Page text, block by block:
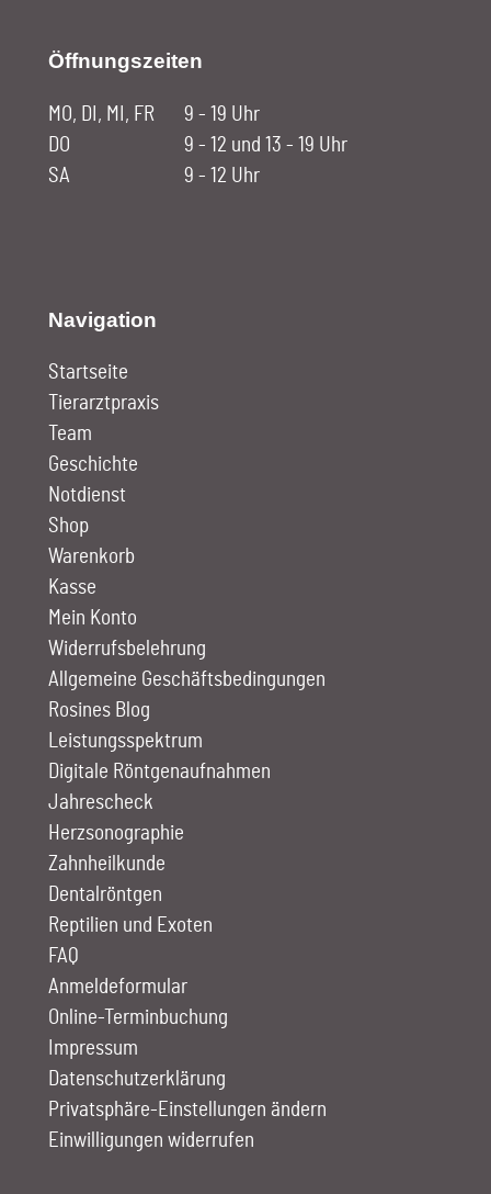
Öffnungszeiten
MO, DI, MI, FR
9 - 19 Uhr
DO
9 - 12 und 13 - 19 Uhr
SA
9 - 12 Uhr
Navigation
Startseite
Tierarztpraxis
Team
Geschichte
Notdienst
Shop
Warenkorb
Kasse
Mein Konto
Widerrufsbelehrung
Allgemeine Geschäftsbedingungen
Rosines Blog
Leistungs­spektrum
Digitale Röntgen­aufnahmen
Jahrescheck
Herz­sono­graphie
Zahn­heilkunde
Dentalröntgen
Reptilien und Exoten
FAQ
Anmelde­formular
Online-Terminbuchung
Impressum
Datenschutzerklärung
Privatsphäre-Einstellungen ändern
Einwilligungen widerrufen